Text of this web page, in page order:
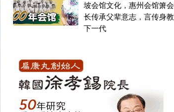
坡会馆文化，惠州会馆箫会
长传承父辈意志，言传身教
下一代